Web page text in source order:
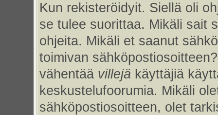
Kun rekisteröidyit. Siellä oli
se tulee suorittaa. Mikäli sait
ohjeita. Mikäli et saanut
toimivan
vähentää villejä käyttäjiä
keskustelufoorumia. Mikäli
sähköpostiosoitteen, olet